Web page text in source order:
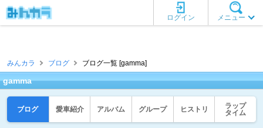
メニュー
ログイン
みんカラ ブログ ブログ一覧 [gamma]
gamma
ブログ 愛車紹介 アルバム グループ ヒストリ
ラップ
タイム